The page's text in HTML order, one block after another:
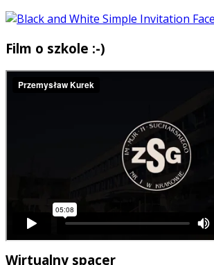
Film o szkole :-)
Wirtualny spacer